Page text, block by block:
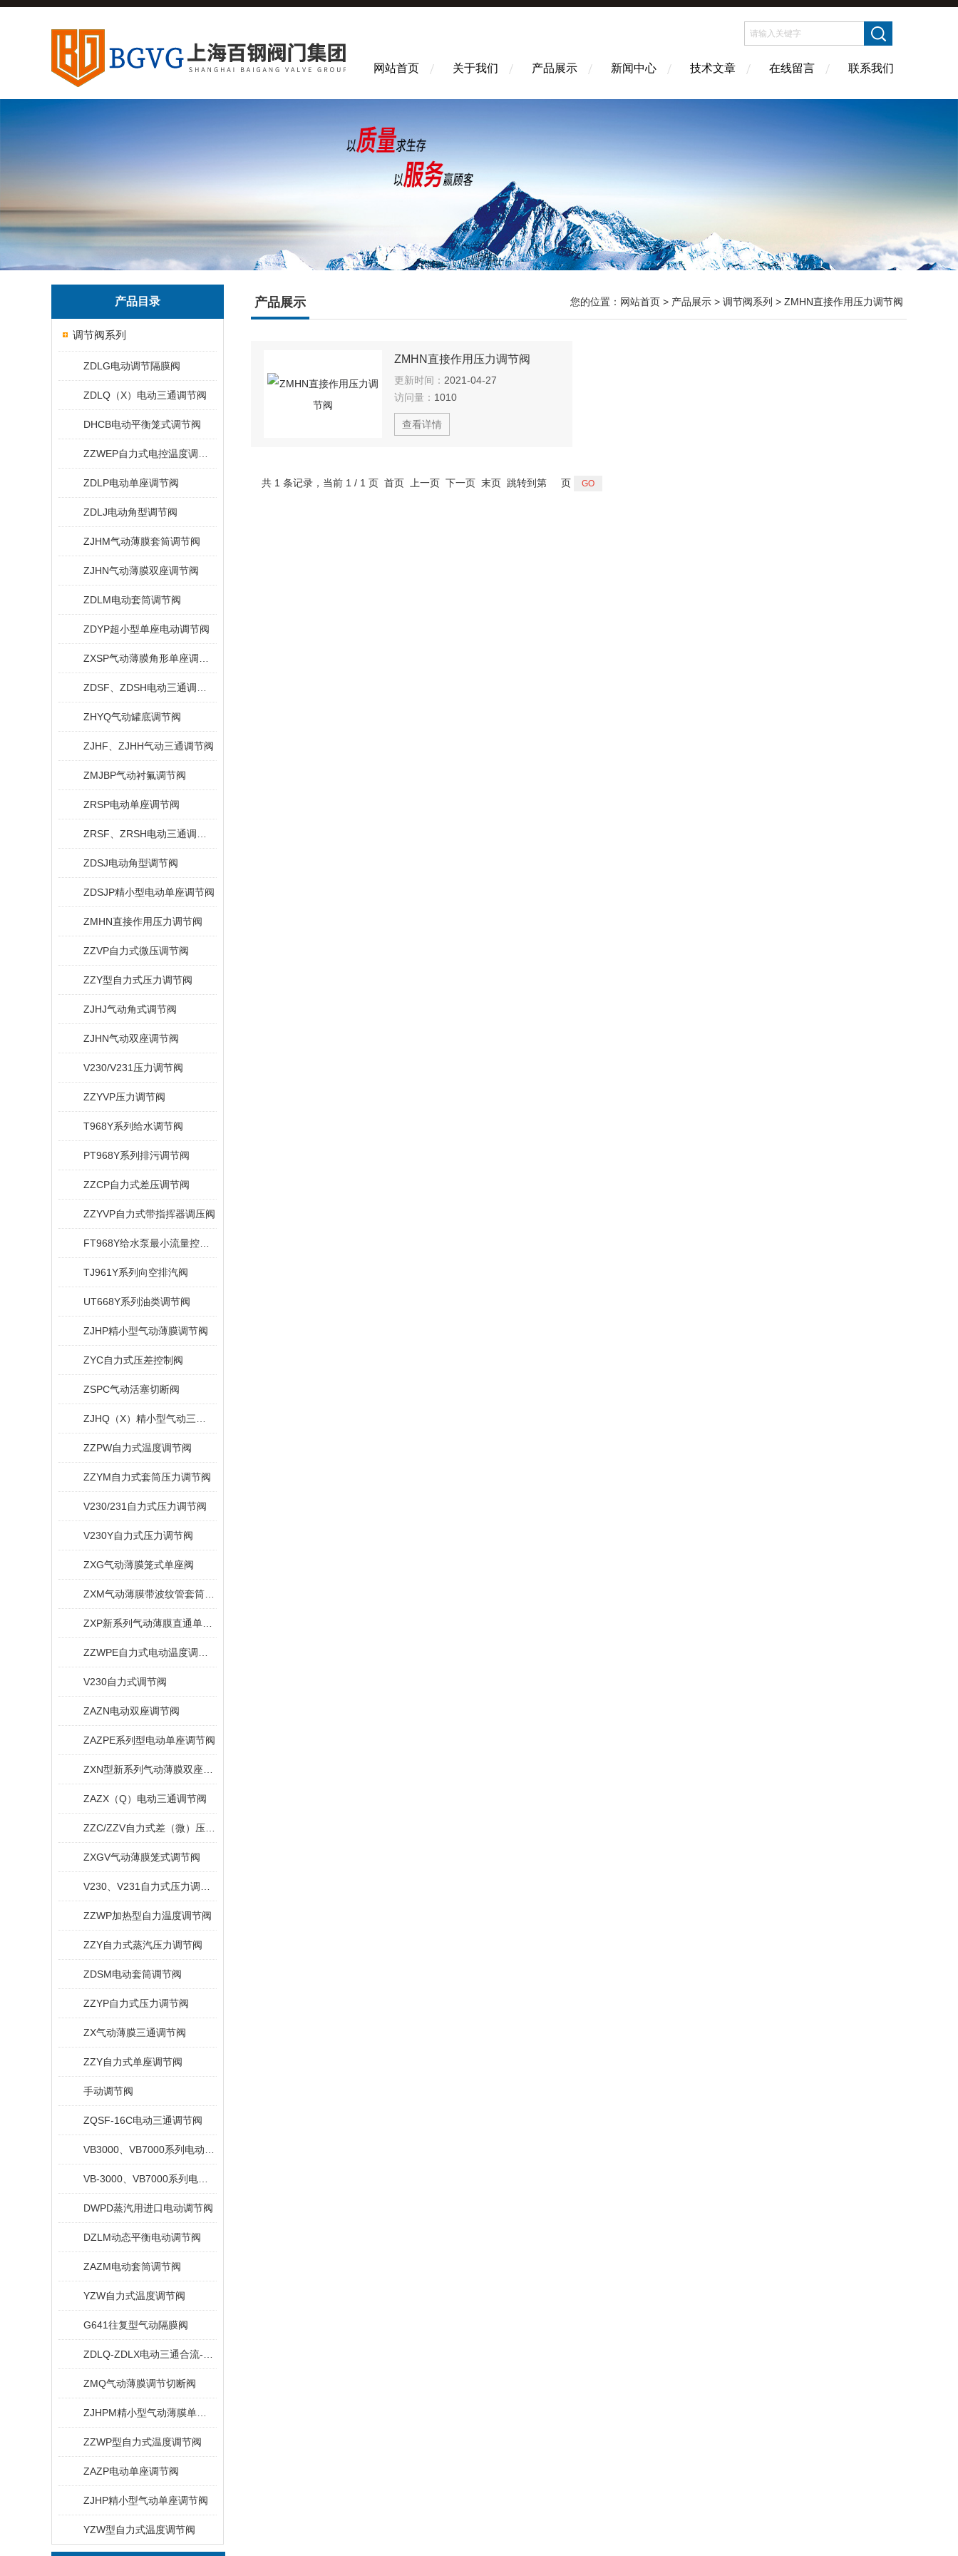
网站首页 关于我们 产品展示 新闻中心 技术文章 在线留言 联系我们
产品目录
调节阀系列
ZDLG电动调节隔膜阀
ZDLQ（X）电动三通调节阀
DHCB电动平衡笼式调节阀
ZDLP电动单座调节阀
ZDLJ电动角型调节阀
ZJHM气动薄膜套筒调节阀
ZJHN气动薄膜双座调节阀
ZDLM电动套筒调节阀
ZDYP超小型单座电动调节阀
ZHYQ气动罐底调节阀
ZJHF、ZJHH气动三通调节阀
ZMJBP气动衬氟调节阀
ZRSP电动单座调节阀
ZDSJ电动角型调节阀
ZDSJP精小型电动单座调节阀
ZMHN直接作用压力调节阀
ZZVP自力式微压调节阀
ZZY型自力式压力调节阀
ZJHJ气动角式调节阀
ZJHN气动双座调节阀
V230/V231压力调节阀
ZZYVP压力调节阀
T968Y系列给水调节阀
PT968Y系列排污调节阀
ZZCP自力式差压调节阀
ZZYVP自力式带指挥器调压阀
TJ961Y系列向空排汽阀
UT668Y系列油类调节阀
ZJHP精小型气动薄膜调节阀
ZYC自力式压差控制阀
ZSPC气动活塞切断阀
ZZPW自力式温度调节阀
ZZYM自力式套筒压力调节阀
V230/231自力式压力调节阀
V230Y自力式压力调节阀
ZXG气动薄膜笼式单座阀
V230自力式调节阀
ZAZN电动双座调节阀
ZAZPE系列型电动单座调节阀
ZAZX（Q）电动三通调节阀
ZXGV气动薄膜笼式调节阀
ZZWP加热型自力温度调节阀
ZZY自力式蒸汽压力调节阀
ZDSM电动套筒调节阀
ZZYP自力式压力调节阀
ZX气动薄膜三通调节阀
ZZY自力式单座调节阀
手动调节阀
ZQSF-16C电动三通调节阀
DWPD蒸汽用进口电动调节阀
DZLM动态平衡电动调节阀
ZAZM电动套筒调节阀
YZW自力式温度调节阀
G641往复型气动隔膜阀
ZMQ气动薄膜调节切断阀
ZZWP型自力式温度调节阀
ZAZP电动单座调节阀
ZJHP精小型气动单座调节阀
YZW型自力式温度调节阀
产品展示 您的位置： 网站首页 > 产品展示 > 调节阀系列 > ZMHN直接作用压力调节阀
ZMHN直接作用压力调节阀
更新时间： 2021-04-27
访问量： 1010
查看详情
共 1 条记录，当前 1 / 1 页 首页 上一页 下一页 末页 跳转到第 页